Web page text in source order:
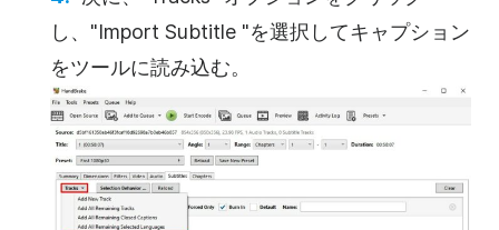
し、"Import Subtitle "を選択してキャプション
をツールに読み込む。